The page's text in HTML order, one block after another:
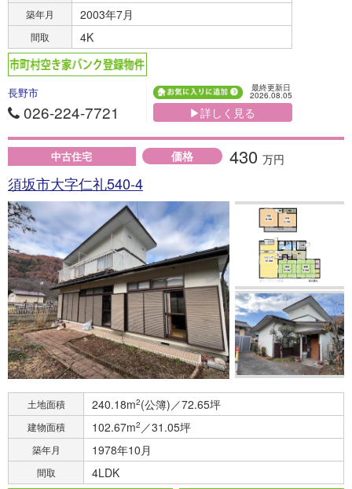
築年月 2003年7月
間取 4K
長野市
026-224-7721
最終更新日
2026.08.05
▶詳しく見る
中古住宅 価格 430 万円
須坂市大字仁礼540-4
土地面積 240.18m2(公簿)／72.65坪
建物面積 102.67m2 ／31.05坪
築年月 1978年10月
間取 4LDK